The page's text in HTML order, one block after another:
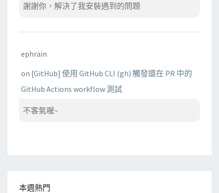
謝謝你，解決了我安裝遇到的問題
ephrain
on [GitHub] 使用 GitHub CLI (gh) 觸發還在 PR 中的
GitHub Actions workflow 測試
不客氣喔~
本週熱門